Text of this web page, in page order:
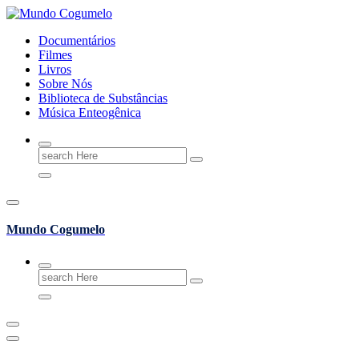
Skip
contentDocumentários
Filmes
Livros
Sobre Nós
Biblioteca de Substâncias
Música Enteogênica
Search
for:
Mundo Cogumelo
Search
for: